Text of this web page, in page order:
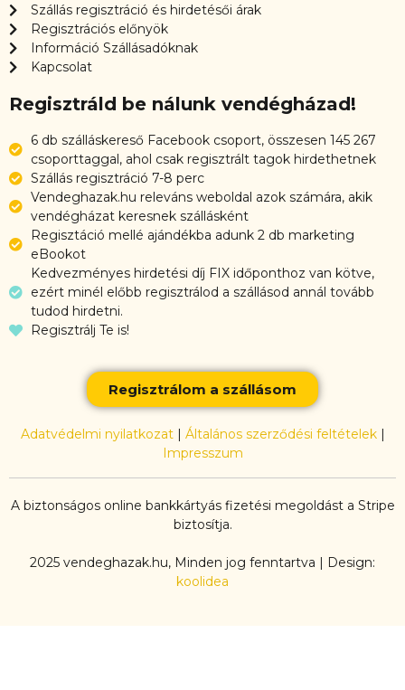
Szállás regisztráció és hirdetésői árak
Regisztrációs előnyök
Információ Szállásadóknak
Kapcsolat
Regisztráld be nálunk vendégházad!
6 db szálláskereső Facebook csoport, összesen 145 267
csoporttaggal, ahol csak regisztrált tagok hirdethetnek
Szállás regisztráció 7-8 perc
Vendeghazak.hu releváns weboldal azok számára, akik
vendégházat keresnek szállásként
Regisztáció mellé ajándékba adunk 2 db marketing
eBookot
Kedvezményes hirdetési díj FIX időponthoz van kötve,
ezért minél előbb regisztrálod a szállásod annál tovább
tudod hirdetni.
Regisztrálj Te is!
Regisztrálom a szállásom
Adatvédelmi nyilatkozat| Általános szerződési feltételek|
Impresszum
A biztonságos online bankkártyás fizetési megoldást a Stripe
biztosítja.
2025 vendeghazak.hu, Minden jog fenntartva | Design:
koolidea